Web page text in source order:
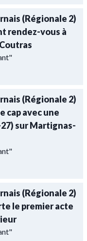
(Régionale 2)
rendez-vous à
(Régionale 2)
cap avec une
sur Martignas-
(Régionale 2)
le premier acte